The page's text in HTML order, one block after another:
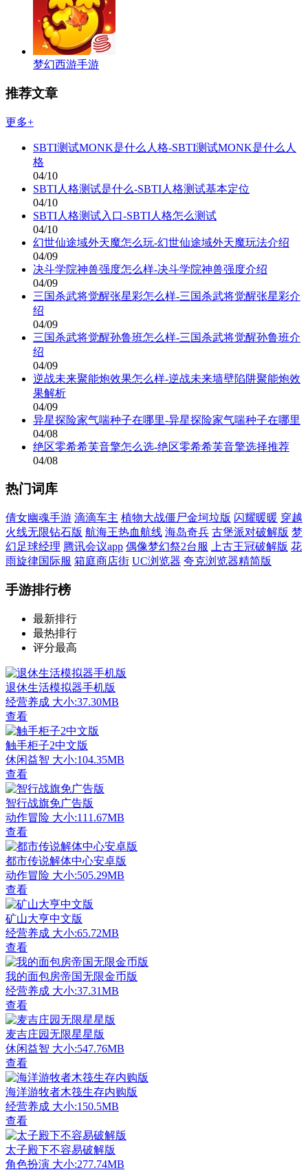
梦幻西游手游
推荐文章
更多+
SBTI测试MONK是什么人格-SBTI测试MONK是什么人
格
04/10
SBTI人格测试是什么-SBTI人格测试基本定位
04/10
SBTI人格测试入口-SBTI人格怎么测试
04/10
幻世仙途域外天魔怎么玩-幻世仙途域外天魔玩法介绍
04/09
决斗学院神兽强度怎么样-决斗学院神兽强度介绍
04/09
三国杀武将觉醒张星彩怎么样-三国杀武将觉醒张星彩介
绍
04/09
三国杀武将觉醒孙鲁班怎么样-三国杀武将觉醒孙鲁班介
绍
04/09
逆战未来聚能炮效果怎么样-逆战未来墙壁陷阱聚能炮效
果解析
04/09
异星探险家气喘种子在哪里-异星探险家气喘种子在哪里
04/08
绝区零希希芙音擎怎么选-绝区零希希芙音擎选择推荐
04/08
热门词库
倩女幽魂手游 滴滴车主 植物大战僵尸金坷垃版 闪耀暖暖 穿越
火线无限钻石版 航海王热血航线 海岛奇兵 古堡派对破解版 梦
幻足球经理 腾讯会议app 偶像梦幻祭2台服 上古王冠破解版 花
雨旋律国际服 箱庭商店街 UC浏览器 夸克浏览器精简版
手游排行榜
最新排行
最热排行
评分最高
退休生活模拟器手机版
经营养成 大小:37.30MB
查看
触手柜子2中文版
休闲益智 大小:104.35MB
查看
智行战旗免广告版
动作冒险 大小:111.67MB
查看
都市传说解体中心安卓版
动作冒险 大小:505.29MB
查看
矿山大亨中文版
经营养成 大小:65.72MB
查看
我的面包房帝国无限金币版
经营养成 大小:37.31MB
查看
麦吉庄园无限星星版
休闲益智 大小:547.76MB
查看
海洋游牧者木筏生存内购版
经营养成 大小:150.5MB
查看
太子殿下不容易破解版
角色扮演 大小:277.74MB